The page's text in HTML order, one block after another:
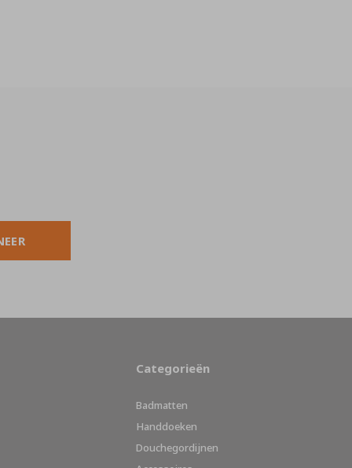
Categorieën
Badmatten
Handdoeken
Douchegordijnen